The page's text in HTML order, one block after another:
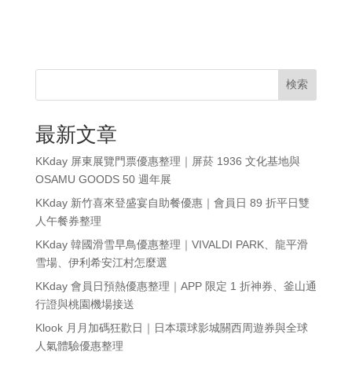
検索
最新文章
KKday 屏東展覽門票優惠整理｜屏菸 1936 文化基地與
OSAMU GOODS 50 週年展
KKday 新竹喜來登盛宴自助餐優惠｜會員日 89 折平日雙
人午餐券整理
KKday 韓國滑雪早鳥優惠整理｜VIVALDI PARK、龍平滑
雪場、伊利希安江村怎麼選
KKday 會員日預熱優惠整理｜APP 限定 1 折神券、釜山通
行證與桃園機場接送
Klook 月月加碼狂歡日｜日本環球影城關西周遊券與全球
人氣體驗優惠整理